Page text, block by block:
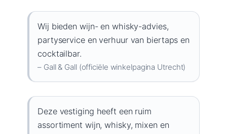
Wij bieden wijn- en whisky-advies,
partyservice en verhuur van biertaps en
cocktailbar.
– Gall & Gall (officiële winkelpagina Utrecht)
Deze vestiging heeft een ruim
assortiment wijn, whisky, mixen en